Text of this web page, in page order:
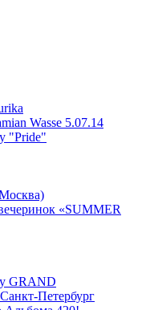
Wasse 5.07.14
"Pride"
«SUMMER
GRAND
Петербург